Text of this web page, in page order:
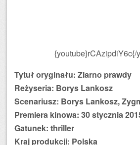
{youtube}rCAzipdiY6c{/
Tytuł oryginału: Ziarno prawdy
Reżyseria: Borys Lankosz
Scenariusz: Borys Lankosz,
Premiera kinowa: 30 stycznia
Gatunek: thriller
Kraj produkcji: Polska